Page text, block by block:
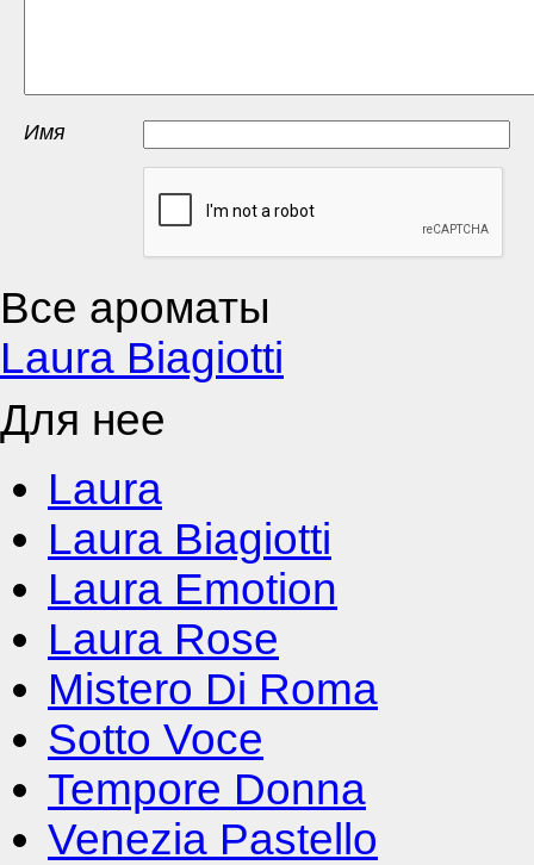
Имя
Все ароматы
Laura Biagiotti
Для нее
Laura
Laura Biagiotti
Laura Emotion
Laura Rose
Mistero Di Roma
Sotto Voce
Tempore Donna
Venezia Pastello